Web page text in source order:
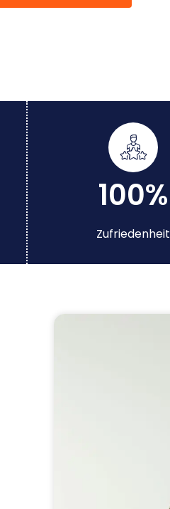
100%
Zufriedenheit